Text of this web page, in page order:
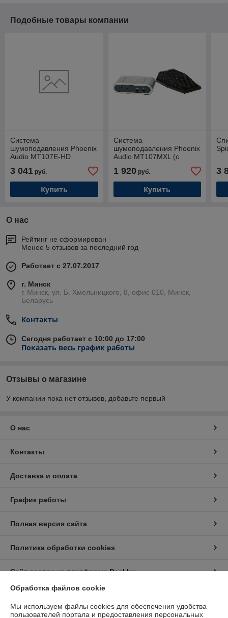
Подобные товары компании
Система
шумоподавления Phoenix
Audio MT107E-HD
3 041 руб.
Купить
Система
шумоподавления Phoenix
Audio MT107MXL (с
1 920руб.
Купить
3
О нас
Рейтинг не сформирован
Менее 5 отзывов за последний год
Работает с 27.07.2017
г. Минск
г. Минск, ул. Б. Хмельницкого, 8, офис 010, Минск,
Беларусь
Контакты
Сегодня работает с 10:00 до 17:00
Показать весь график работы
Отзывы о магазине
У компании пока нет отзывов, добавьте первый
О нас
Контакты
Доставка и оплата
График работы
Полная версия сайта
Политика обработки cookies
Сайт создан на платформе Deal.by
Информация для покупателя
Обработка файлов cookie
Мы используем файлы cookies для обеспечения удобства
пользователей портала и предоставления персональных